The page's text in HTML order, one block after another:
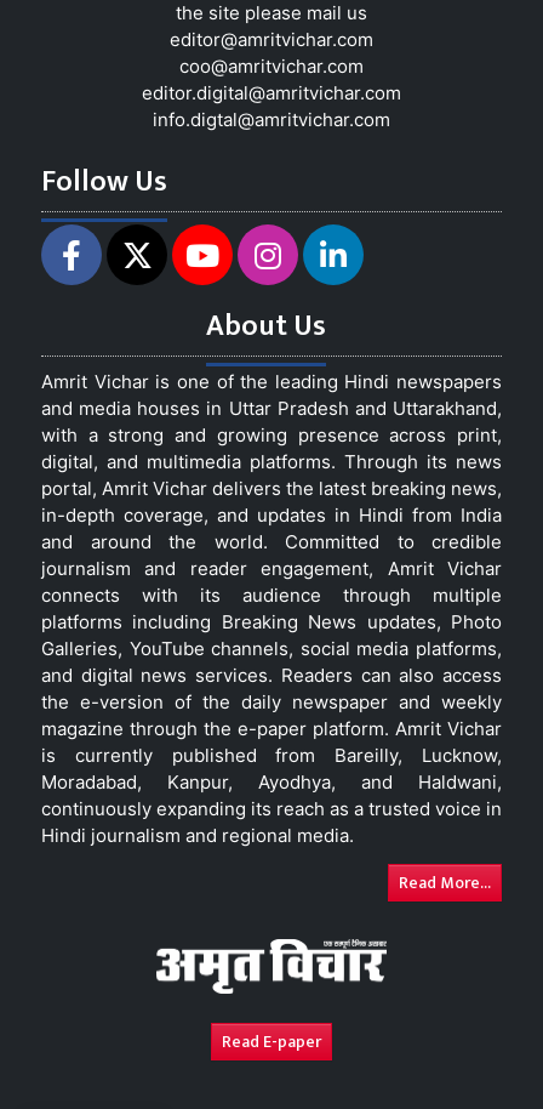
the site please mail us
editor@amritvichar.com
coo@amritvichar.com
editor.digital@amritvichar.com
info.digtal@amritvichar.com
Follow Us
About Us
Amrit Vichar is one of the leading Hindi newspapers
and media houses in Uttar Pradesh and Uttarakhand,
with a strong and growing presence across print,
digital, and multimedia platforms. Through its news
portal, Amrit Vichar delivers the latest breaking news,
in-depth coverage, and updates in Hindi from India
and around the world. Committed to credible
journalism and reader engagement, Amrit Vichar
connects with its audience through multiple
platforms including Breaking News updates, Photo
Galleries, YouTube channels, social media platforms,
and digital news services. Readers can also access
the e-version of the daily newspaper and weekly
magazine through the e-paper platform. Amrit Vichar
is currently published from Bareilly, Lucknow,
Moradabad, Kanpur, Ayodhya, and Haldwani,
continuously expanding its reach as a trusted voice in
Hindi journalism and regional media.
Read More...
Read E-paper